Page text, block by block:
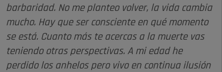
barbaridad. No me planteo volver, la vida cambia
mucho. Hay que ser consciente en qué momento
se está. Cuanto más te acercas a la muerte vas
teniendo otras perspectivas. A mi edad he
perdido los anhelos pero vivo en continua ilusión